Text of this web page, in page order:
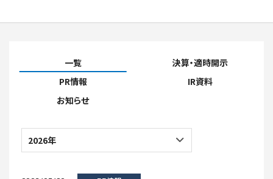
一覧
決算・適時開示
PR情報
IR資料
お知らせ